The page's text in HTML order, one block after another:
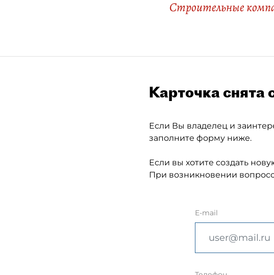
Строительные
Карточка снята
Если Вы владелец и
заполните форму ниже.
Если вы хотите создать
При возникновении
E-mail